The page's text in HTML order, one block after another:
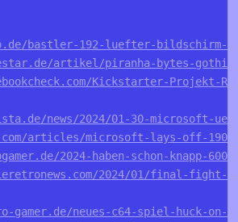
bastler-192-luefter-
artikel/piranha-bytes-
Kickstarter-Projekt-
news/2024/01-30-microsoft-
articles/microsoft-lays-off-
2024-haben-schon-knapp-
2024/01/final-fight-
gamer.de/neues-c64-spiel-huck-